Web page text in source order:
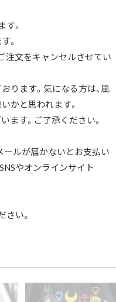
。
。
注文をキャンセルさせてい
ります。気になる方は、風
かと思われます。
ます。ご了承ください。
ールが届かないとお支払い
やオンラインサイト
い。